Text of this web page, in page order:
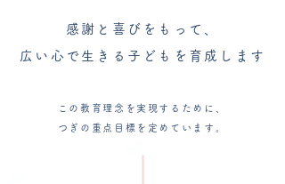
感謝と喜びをもって、
広い心で生きる子どもを育成します
この教育理念を実現するために、
つぎの重点目標を定めています。